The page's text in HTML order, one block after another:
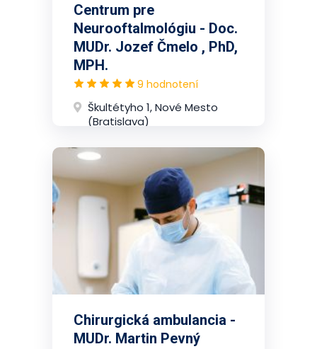
Centrum pre
Neurooftalmológiu - Doc.
MUDr. Jozef Čmelo , PhD,
MPH.
9 hodnotení
Škultétyho 1, Nové Mesto
(Bratislava)
Chirurgická ambulancia -
MUDr. Martin Pevný